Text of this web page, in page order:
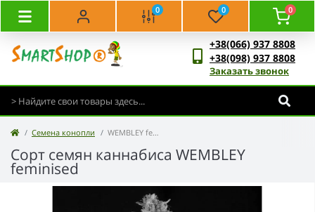
0 0 0
+38(066) 937 8808
+38(098) 937 8808
Заказать звонок
Семена конопли WEMBLEY feminised
Сорт семян каннабиса WEMBLEY
feminised